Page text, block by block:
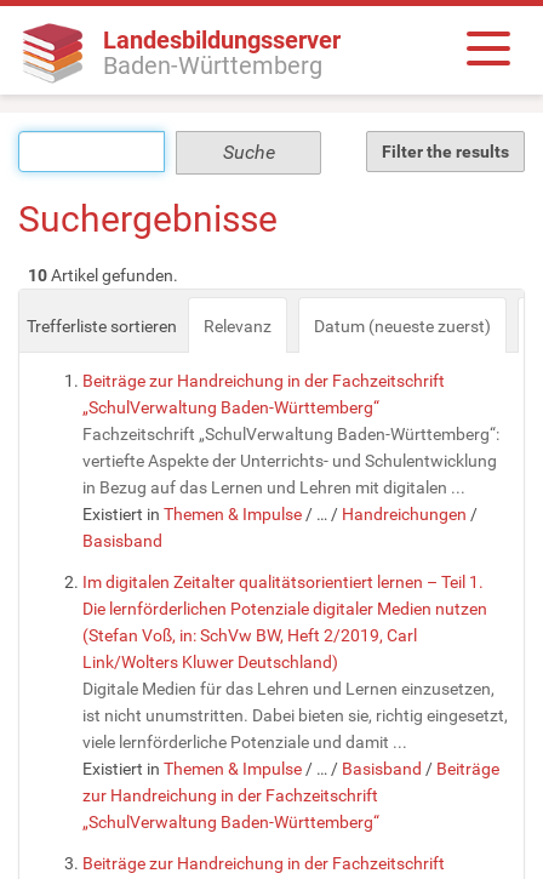
Landesbildungsserver
Baden-Württemberg
Filter the results
Suchergebnisse
10Artikel gefunden.
Trefferliste sortieren Relevanz Datum (neueste zuerst)
Beiträge zur Handreichung in der Fachzeitschrift
„SchulVerwaltung Baden-Württemberg“
Fachzeitschrift „SchulVerwaltung Baden-Württemberg“:
vertiefte Aspekte der Unterrichts- und Schulentwicklung
in Bezug auf das Lernen und Lehren mit digitalen ...
Existiert in Themen & Impulse / … / Handreichungen /
Basisband
Im digitalen Zeitalter qualitätsorientiert lernen – Teil 1.
Die lernförderlichen Potenziale digitaler Medien nutzen
(Stefan Voß, in: SchVw BW, Heft 2/2019, Carl
Link/Wolters Kluwer Deutschland)
Digitale Medien für das Lehren und Lernen einzusetzen,
ist nicht unumstritten. Dabei bieten sie, richtig eingesetzt,
viele lernförderliche Potenziale und damit ...
Existiert in Themen & Impulse / … / Basisband / Beiträge
zur Handreichung in der Fachzeitschrift
„SchulVerwaltung Baden-Württemberg“
Beiträge zur Handreichung in der Fachzeitschrift